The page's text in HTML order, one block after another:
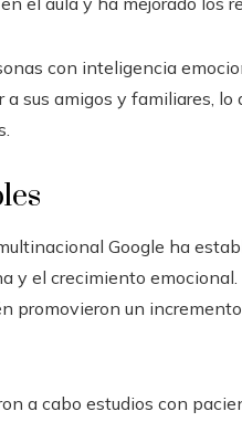
con inteligencia
sus amigos y familiares,
Google ha
y el crecimiento
promovieron un
a cabo estudios con